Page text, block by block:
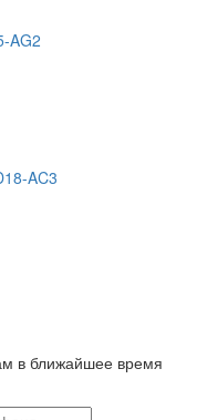
AG2
AC3
в ближайшее время